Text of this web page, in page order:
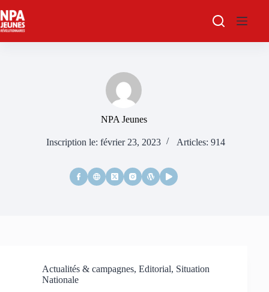
au
contenu
NPA Jeunes
Inscription le: février 23, 2023 Articles: 914
Actualités & campagnes, Editorial, Situation
Nationale